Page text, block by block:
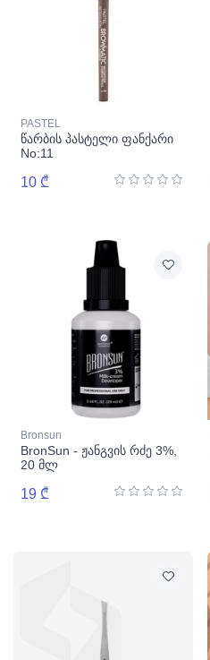
PASTEL
წარბის პასტელი ფანქარი
No:11
10 ₾
Bronsun
BronSun - ჟანგვის რძე 3%,
20 მლ
19 ₾